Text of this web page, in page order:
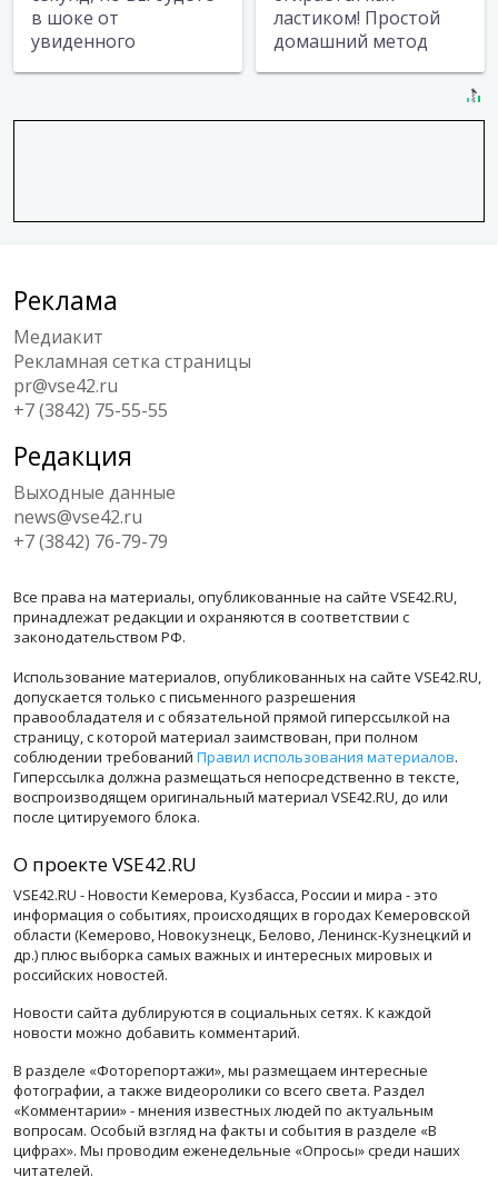
в шоке от
увиденного
ластиком! Простой
домашний метод
Реклама
Медиакит
Рекламная сетка страницы
pr@vse42.ru
+7 (3842) 75-55-55
Редакция
Выходные данные
news@vse42.ru
+7 (3842) 76-79-79
Все права на материалы, опубликованные на сайте VSE42.RU,
принадлежат редакции и охраняются в соответствии с
законодательством РФ.
Использование материалов, опубликованных на сайте VSE42.RU,
допускается только с письменного разрешения
правообладателя и с обязательной прямой гиперссылкой на
страницу, с которой материал заимствован, при полном
соблюдении требований Правил использования материалов.
Гиперссылка должна размещаться непосредственно в тексте,
воспроизводящем оригинальный материал VSE42.RU, до или
после цитируемого блока.
О проекте VSE42.RU
VSE42.RU - Новости Кемерова, Кузбасса, России и мира - это
информация о событиях, происходящих в городах Кемеровской
области (Кемерово, Новокузнецк, Белово, Ленинск-Кузнецкий и
др.) плюс выборка самых важных и интересных мировых и
российских новостей.
Новости сайта дублируются в социальных сетях. К каждой
новости можно добавить комментарий.
В разделе «Фоторепортажи», мы размещаем интересные
фотографии, а также видеоролики со всего света. Раздел
«Комментарии» - мнения известных людей по актуальным
вопросам. Особый взгляд на факты и события в разделе «В
цифрах». Мы проводим еженедельные «Опросы» среди наших
читателей.